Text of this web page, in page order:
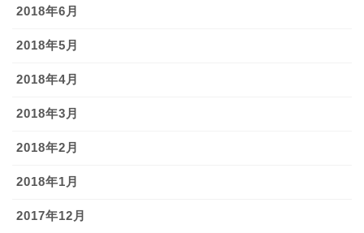
2018年6月
2018年5月
2018年4月
2018年3月
2018年2月
2018年1月
2017年12月